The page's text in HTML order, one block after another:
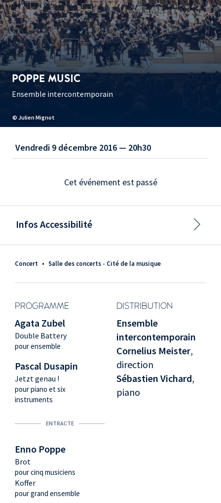
© Julien Mignot
POPPE MUSIC
Ensemble intercontemporain
Concert • Salle des concerts - Cité de la musique
PROGRAMME DISTRIBUTION
Agata Zubel
Double Battery
pour ensemble
Pascal Dusapin
Jetzt genau !
pour piano et six
instruments
ENTRACTE
Enno Poppe
Brot
pour cinq musiciens
Koffer
pour grand ensemble
Ensemble
intercontemporain
Cornelius Meister,
direction
Sébastien Vichard,
piano
Vendredi 9 décembre 2016 — 20h30
Cet événement est passé
Infos Accessibilité